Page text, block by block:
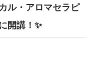
ル・アロマセラピ
開講！✨